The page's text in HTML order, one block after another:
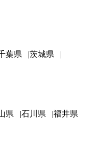
葉県
茨城県
県 石川県 福井県